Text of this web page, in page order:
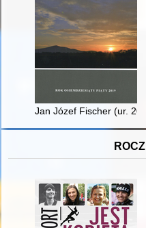
Jan Józef Fischer (ur. 20